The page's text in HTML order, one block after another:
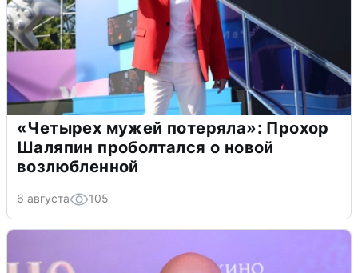
«Четырех мужей потеряла»: Прохор
Шаляпин проболтался о новой
возлюбленной
6 августа 105